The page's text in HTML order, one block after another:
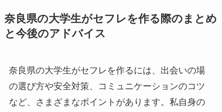
奈良県の大学生がセフレを作る際のまとめ
と今後のアドバイス
奈良県の大学生がセフレを作るには、出会いの場
の選び方や安全対策、コミュニケーションのコツ
など、さまざまなポイントがあります。私自身の